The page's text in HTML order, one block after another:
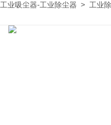
工业吸尘器-工业除尘器 > 工业